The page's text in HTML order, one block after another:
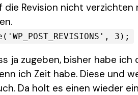
die Revision nicht
3);
ja zugeben, bisher habe
ich Zeit habe. Diese und
Da holt es einen wieder